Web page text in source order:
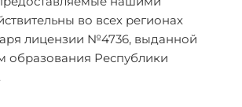
во всех регионах
лицензии №4736, выданной
образования Республики